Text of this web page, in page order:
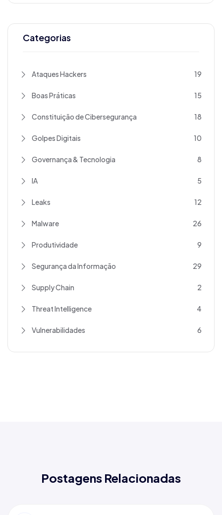
Categorias
Ataques Hackers 19
Boas Práticas 15
Constituição de Cibersegurança 18
Golpes Digitais 10
Governança & Tecnologia 8
IA 5
Leaks 12
Malware 26
Produtividade 9
Segurança da Informação 29
Supply Chain 2
Threat Intelligence 4
Vulnerabilidades 6
Postagens Relacionadas